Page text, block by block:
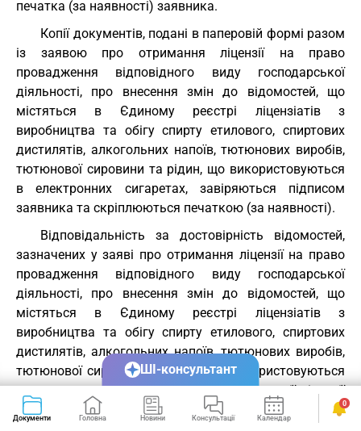
печатка (за наявності) заявника.
Копії документів, подані в паперовій формі разом
із заявою про отримання ліцензії на право
провадження відповідного виду господарської
діяльності, про внесення змін до відомостей, що
містяться в Єдиному реєстрі ліцензіатів з
виробництва та обігу спирту етилового, спиртових
дистилятів, алкогольних напоїв, тютюнових виробів,
тютюнової сировини та рідин, що використовуються
в електронних сигаретах, завіряються підписом
заявника та скріплюються печаткою (за наявності).
Відповідальність за достовірність відомостей,
зазначених у заяві про отримання ліцензії на право
провадження відповідного виду господарської
діяльності, про внесення змін до відомостей, що
містяться в Єдиному реєстрі ліцензіатів з
виробництва та обігу спирту етилового, спиртових
дистилятів, алкогольних напоїв, тютюнових виробів,
тютюнової сировини та рідин, що використовуються
в електронних сигаретах, про припинення дії ліцензії
на право провадження відповідного виду
Документи Головна Новини Консультації Календар Сервіси
0
ШІ-консультант